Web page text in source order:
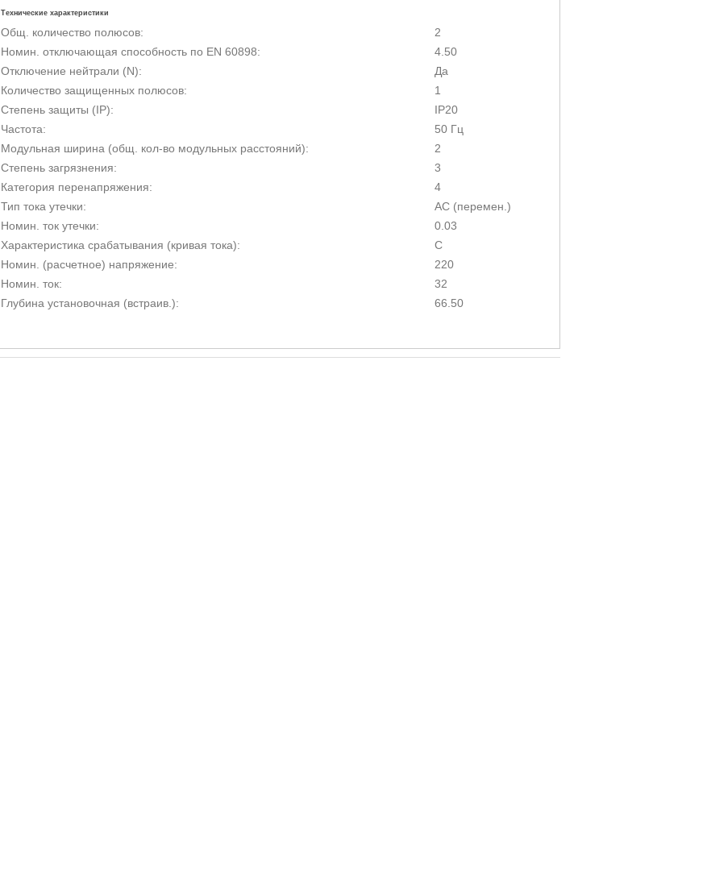
Технические характеристики
Общ. количество полюсов:
2
Номин. отключающая способность по EN 60898:
4.50
Отключение нейтрали (N):
Да
Количество защищенных полюсов:
1
Степень защиты (IP):
IP20
Частота:
50 Гц
Модульная ширина (общ. кол-во модульных расстояний):
2
Степень загрязнения:
3
Категория перенапряжения:
4
Тип тока утечки:
AC (перемен.)
Номин. ток утечки:
0.03
Характеристика срабатывания (кривая тока):
C
Номин. (расчетное) напряжение:
220
Номин. ток:
32
Глубина установочная (встраив.):
66.50